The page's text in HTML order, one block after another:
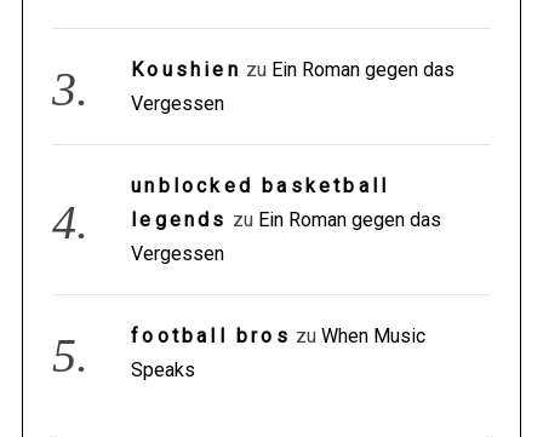
Koushien zu Ein Roman gegen das
Vergessen
unblocked basketball
legends zu Ein Roman gegen das
Vergessen
football bros zu When Music
Speaks